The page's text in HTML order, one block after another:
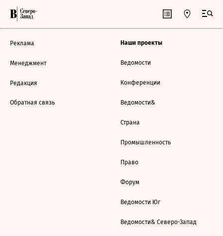
Реклама
Менеджмент
Редакция
Обратная связь
Наши проекты
Ведомости
Конференции
Ведомости&
Страна
Промышленность
Право
Форум
Ведомости Юг
Ведомости& Северо-Запад